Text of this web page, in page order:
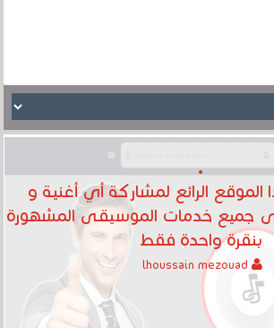
الرائع لمشاركة أي أغنية و
جميع خدمات الموسيقى المشهورة
بنقرة واحدة فقط